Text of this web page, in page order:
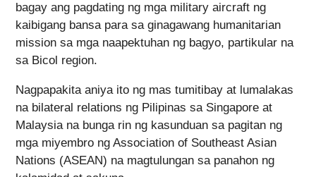
bagay ang pagdating ng mga military aircraft ng
kaibigang bansa para sa ginagawang humanitarian
mission sa mga naapektuhan ng bagyo, partikular na
sa Bicol region.
Nagpapakita aniya ito ng mas tumitibay at lumalakas
na bilateral relations ng Pilipinas sa Singapore at
Malaysia na bunga rin ng kasunduan sa pagitan ng
mga miyembro ng Association of Southeast Asian
Nations (ASEAN) na magtulungan sa panahon ng